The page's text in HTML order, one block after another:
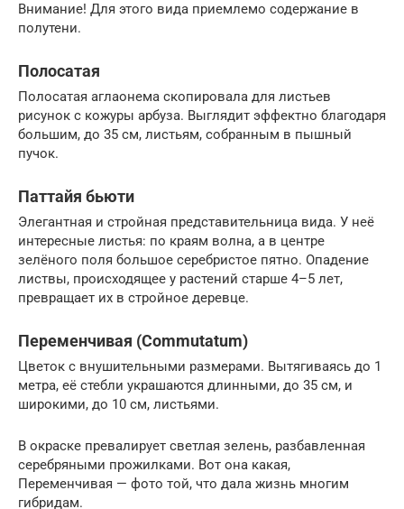
Внимание! Для этого вида приемлемо содержание в
полутени.
Полосатая
Полосатая аглаонема скопировала для листьев
рисунок с кожуры арбуза. Выглядит эффектно благодаря
большим, до 35 см, листьям, собранным в пышный
пучок.
Паттайя бьюти
Элегантная и стройная представительница вида. У неё
интересные листья: по краям волна, а в центре
зелёного поля большое серебристое пятно. Опадение
листвы, происходящее у растений старше 4–5 лет,
превращает их в стройное деревце.
Переменчивая (Commutatum)
Цветок с внушительными размерами. Вытягиваясь до 1
метра, её стебли украшаются длинными, до 35 см, и
широкими, до 10 см, листьями.
В окраске превалирует светлая зелень, разбавленная
серебряными прожилками. Вот она какая,
Переменчивая — фото той, что дала жизнь многим
гибридам.